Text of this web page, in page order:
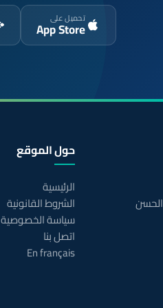
تحميل على
App Store
حول الموقع
الرئيسية
الشروط القانونية
سياسة الخصوصية
اتصل بنا
En français